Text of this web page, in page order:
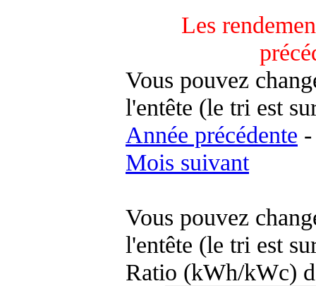
Les
Vous pouvez
l'entête (le tri est
Année précédente -
Mois suivant
Vous pouvez
l'entête (le tri est
Ratio (kWh/kWc)